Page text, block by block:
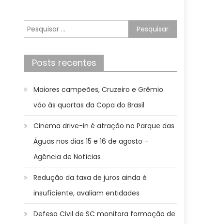
Pesquisar
por:
Posts recentes
Maiores campeões, Cruzeiro e Grêmio
vão às quartas da Copa do Brasil
Cinema drive-in é atração no Parque das
Águas nos dias 15 e 16 de agosto –
Agência de Notícias
Redução da taxa de juros ainda é
insuficiente, avaliam entidades
Defesa Civil de SC monitora formação de